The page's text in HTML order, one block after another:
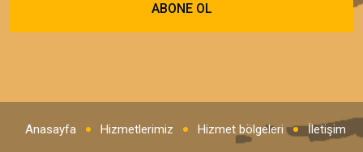
Anasayfa Hizmetlerimiz Hizmet bölgeleri
İletişim